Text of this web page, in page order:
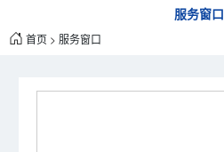
服务窗口
首页 > 服务窗口